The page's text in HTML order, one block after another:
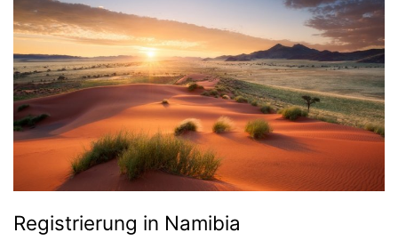
Registrierung in Namibia